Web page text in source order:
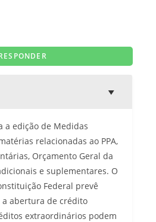
a edição de Medidas
relacionadas ao PPA,
Orçamento Geral da
e suplementares. O
Federal prevê
a abertura de crédito
extraordinários podem